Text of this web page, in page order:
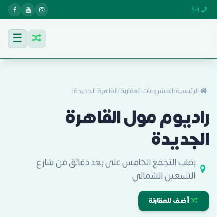
☰
الرئيسية/المشروعات العقارية/القاهرة الجديدة/
راديوم مول القاهرة
الجديدة
بقلب التجمع الخامس على بعد دقائق من شارع
التسعين الشمالي
أضف للمقارنة